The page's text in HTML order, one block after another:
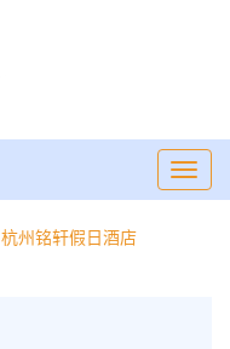
杭州铭轩假日酒店